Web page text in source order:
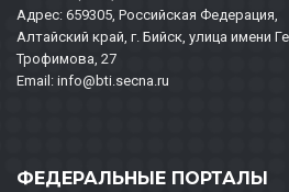
Адрес: 659305, Российская Федерация,
Алтайский край, г. Бийск, улица имени
Трофимова, 27
Email: info@bti.secna.ru
ФЕДЕРАЛЬНЫЕ ПОРТАЛЫ